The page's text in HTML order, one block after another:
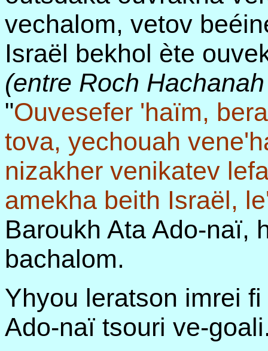
vechalom, vetov
Israël bekhol ète
(entre Roch
"Ouvesefer 'haïm,
tova, yechouah
nizakher venikatev
amekha beith Israël,
Baroukh Ata Ado-naï,
bachalom.
Yhyou leratson imrei
Ado-naï tsouri ve-